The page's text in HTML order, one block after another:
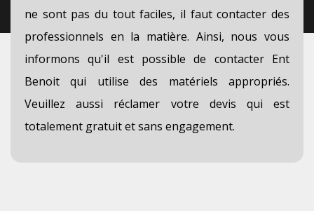
ne sont pas du tout faciles, il faut contacter des
professionnels en la matière. Ainsi, nous vous
informons qu'il est possible de contacter Ent
Benoit qui utilise des matériels appropriés.
Veuillez aussi réclamer votre devis qui est
totalement gratuit et sans engagement.